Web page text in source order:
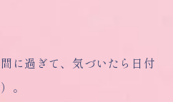
に過ぎて、気づいたら日付
。